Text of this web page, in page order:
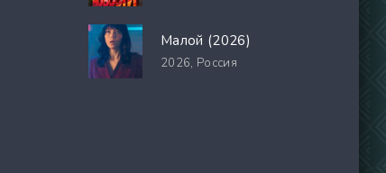
Малой (2026)
2026, Россия